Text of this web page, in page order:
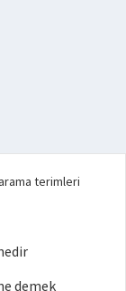
terimleri
demek